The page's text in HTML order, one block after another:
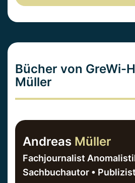
Bücher von GreWi-
Müller
Andreas Müller
Fachjournalist
Sachbuchautor • Publizist